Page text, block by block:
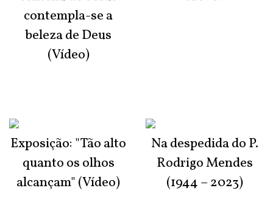
contempla-se a
beleza de Deus
(Vídeo)
Exposição: "Tão alto
quanto os olhos
alcançam" (Vídeo)
Na despedida do P.
Rodrigo Mendes
(1944 – 2023)